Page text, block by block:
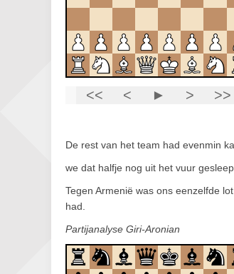
De rest van het team had evenmin
we dat halfje nog uit het vuur
Tegen Armenië was ons eenzelfde
had.
Partijanalyse Giri-Aronian